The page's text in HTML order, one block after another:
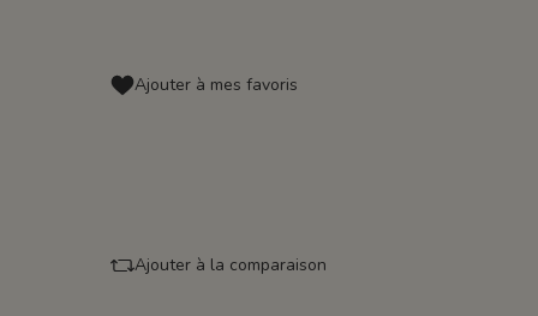
Ajouter à mes favoris
Ajouter à la comparaison